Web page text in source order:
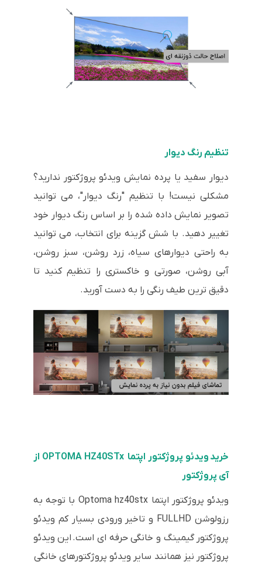
تنظیم رنگ دیوار
دیوار سفید یا پرده نمایش ویدئو پروژکتور ندارید؟
مشکلی نیست! با تنظیم "رنگ دیوار"، می توانید
تصویر نمایش داده شده را بر اساس رنگ دیوار خود
تغییر دهید. با شش گزینه برای انتخاب، می توانید
به راحتی دیوارهای سیاه، زرد روشن، سبز روشن،
آبی روشن، صورتی و خاکستری را تنظیم کنید تا
دقیق ترین طیف رنگی را به دست آورید.
خرید ویدئو پروژکتور اپتما OPTOMA HZ40STx از
آی پروژکتور
ویدئو پروژکتور اپتما Optoma hz40stx با توجه به
رزولوشن FULLHD و تاخیر ورودی بسیار کم ویدئو
پروژکتور گیمینگ و خانگی حرفه ای است. این ویدئو
پروژکتور نیز همانند سایر ویدئو پروژکتورهای خانگی